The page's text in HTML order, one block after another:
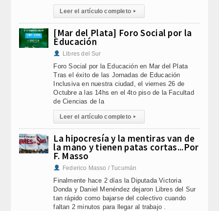
Leer el artículo completo ▸
[Mar del Plata] Foro Social por la
Educación
Libres del Sur
Foro Social por la Educación en Mar del Plata
Tras el éxito de las Jornadas de Educación
Inclusiva en nuestra ciudad, el viernes 26 de
Octubre a las 14hs en el 4to piso de la Facultad
de Ciencias de la
Leer el artículo completo ▸
La hipocresía y la mentiras van de
la mano y tienen patas cortas...Por
F. Masso
Federico Masso / Tucumán
Finalmente hace 2 días la Diputada Victoria
Donda y Daniel Menéndez dejaron Libres del Sur
tan rápido como bajarse del colectivo cuando
faltan 2 minutos para llegar al trabajo .